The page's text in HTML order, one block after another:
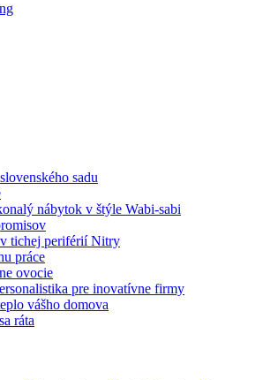
sadu
nábytok v štýle Wabi-sabi
tichej periférií Nitry
práce
ovocie
pre inovatívne firmy
vášho domova
ráta